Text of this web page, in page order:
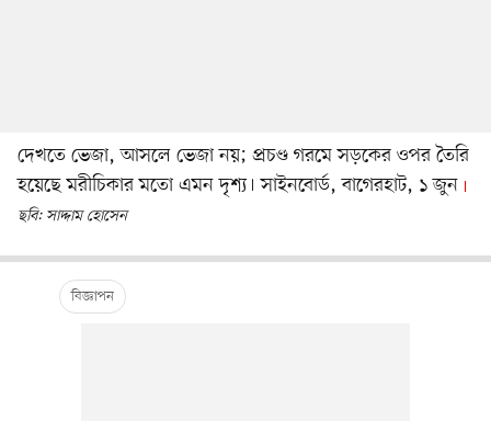
দেখতে ভেজা, আসলে ভেজা নয়; প্রচণ্ড গরমে সড়কের ওপর তৈরি
হয়েছে মরীচিকার মতো এমন দৃশ্য। সাইনবোর্ড, বাগেরহাট, ১ জুন
ছবি: সাদ্দাম হোসেন